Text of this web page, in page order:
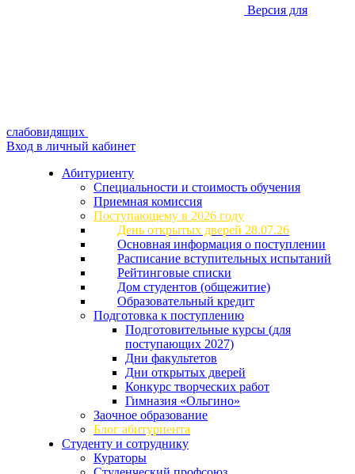
Версия для
слабовидящих
Вход в личный кабинет
Абитуриенту
Специальности и стоимость обучения
Приемная комиссия
Поступающему в 2026 году
День открытых дверей 28.07.26
Основная информация о поступлении
Расписание вступительных испытаний
Рейтинговые списки
Дом студентов (общежитие)
Образовательный кредит
Подготовка к поступлению
Подготовительные курсы (для
поступающих 2027)
Дни факультетов
Дни открытых дверей
Конкурс творческих работ
Гимназия «Ольгино»
Заочное образование
Блог абитуриента
Студенту и сотруднику
Кураторы